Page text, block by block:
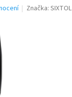
Značka:SIXTOL